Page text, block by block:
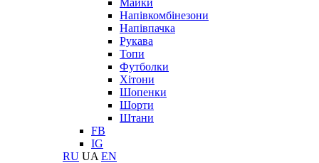
Майки
Напівкомбінезони
Напівпачка
Рукава
Топи
Футболки
Хітони
Шопенки
Шорти
Штани
FB
IG
RU UA EN